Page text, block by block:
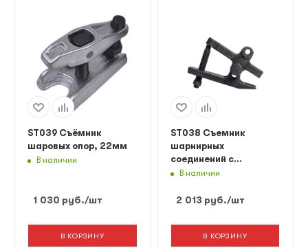
ST039 Съёмник
шаровых опор, 22мм
В наличии
1 030 руб./шт
В КОРЗИНУ
ST038 Съемник
шарнирных
соединений с
изменяемой высотой
В наличии
2 013 руб./шт
В КОРЗИНУ